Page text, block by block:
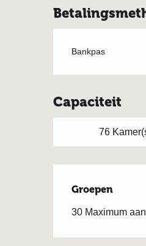
Bankpas
Capaciteit
76
Groepen
Groepen
30 Maximum